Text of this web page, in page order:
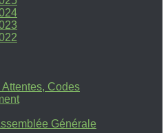
Attentes, Codes
Générale